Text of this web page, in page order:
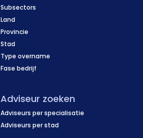
Subsectors
Land
Provincie
Stad
Type overname
Fase bedrijf
Adviseur zoeken
Adviseurs per specialisatie
Adviseurs per stad